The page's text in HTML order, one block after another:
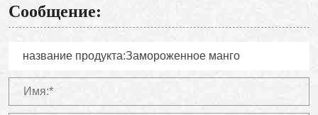
Сообщение: